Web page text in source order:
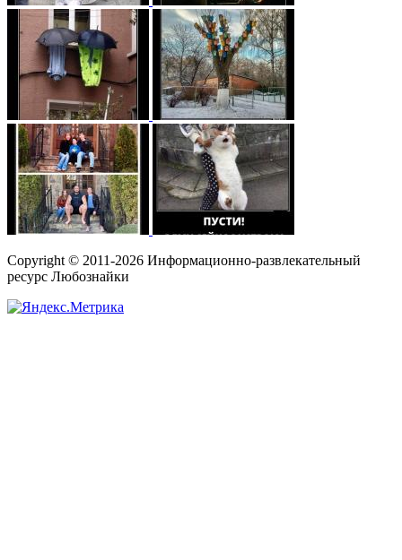
Copyright © 2011-2026 Информационно-развлекательный
ресурс Любознайки